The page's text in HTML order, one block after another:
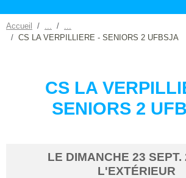
Accueil
CS LA VERPILLIERE - SENIORS 2 UFBSJA
CS LA
SENIORS 2
LE DIMANCHE 23 SEPT.
L'EXTÉRIEUR